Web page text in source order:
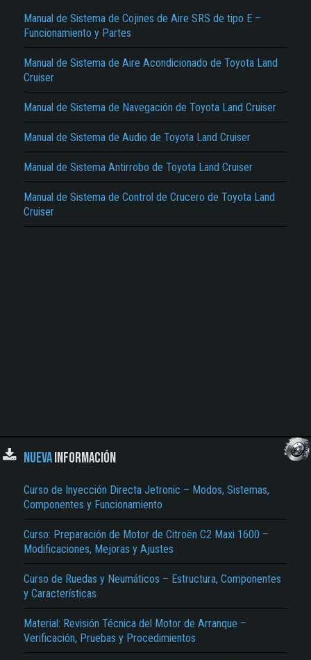
Manual de Sistema de Cojines de Aire SRS de tipo E –
Funcionamiento y Partes
Manual de Sistema de Aire Acondicionado de Toyota Land
Cruiser
Manual de Sistema de Navegación de Toyota Land Cruiser
Manual de Sistema de Audio de Toyota Land Cruiser
Manual de Sistema Antirrobo de Toyota Land Cruiser
Manual de Sistema de Control de Crucero de Toyota Land
Cruiser
NUEVAINFORMACIÓN
Curso de Inyección Directa Jetronic – Modos, Sistemas,
Componentes y Funcionamiento
Curso: Preparación de Motor de Citroën C2 Maxi 1600 –
Modificaciones, Mejoras y Ajustes
Curso de Ruedas y Neumáticos – Estructura, Componentes
y Características
Material: Revisión Técnica del Motor de Arranque –
Verificación, Pruebas y Procedimientos
El Título es incorrecto según el contenido.
Texto o Imagen de portada son erróneos.
No carga o no se visualiza el contenido.